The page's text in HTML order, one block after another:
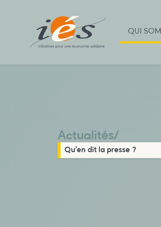
QUI
Actualités/
Qu’en dit la presse ?